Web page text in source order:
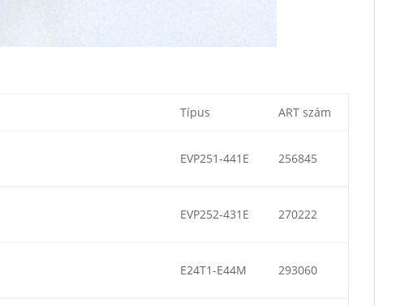
Típus ART szám
EVP251-441E 256845
EVP252-431E 270222
E24T1-E44M 293060